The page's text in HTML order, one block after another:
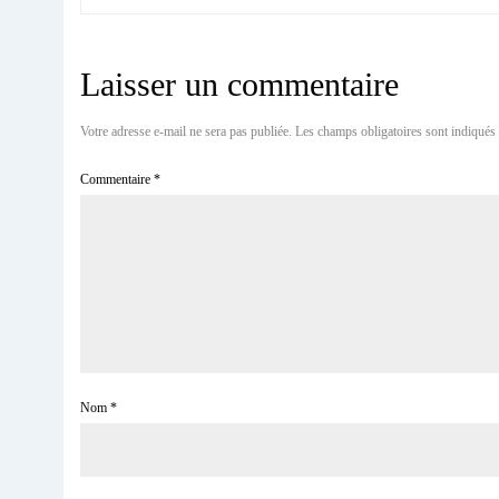
Laisser un commentaire
Votre adresse e-mail ne sera pas publiée. Les champs obligatoires sont indiqués
Commentaire *
Nom *